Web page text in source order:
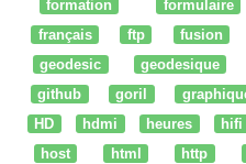
formation
formulaire
français
ftp fusion
geodesic
geodesique
github
goril
HD
hdmi heures hifi
host
html http